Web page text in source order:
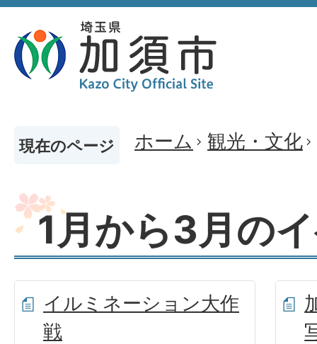
現在のページ ホーム 観光・文化
1月から3月の
イルミネーション大作
戦